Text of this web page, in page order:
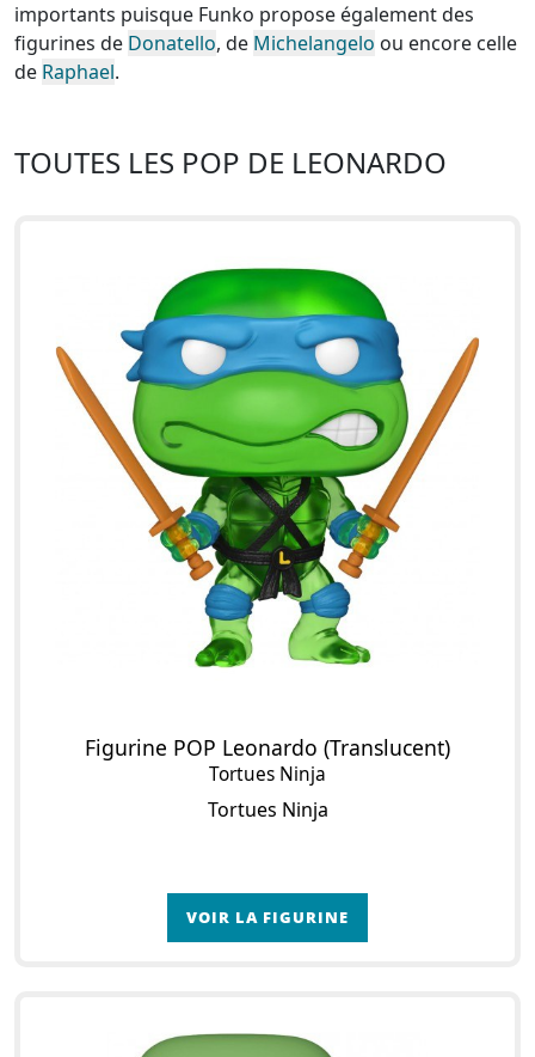
importants puisque Funko propose également des
figurines de Donatello, de Michelangelo ou encore celle
de Raphael.
TOUTES LES POP DE LEONARDO
Figurine POP Leonardo (Translucent)
Tortues Ninja
Tortues Ninja
VOIR LA FIGURINE